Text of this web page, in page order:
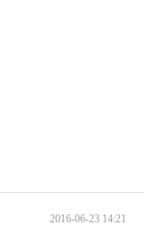
2016-06-23 14:21